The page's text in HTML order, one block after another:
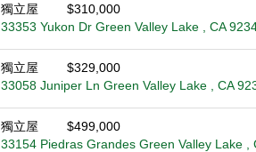
獨立屋
$310,000
33353 Yukon Dr Green Valley Lake , CA
獨立屋
$329,000
33058 Juniper Ln Green Valley Lake , CA
獨立屋
$499,000
33154 Piedras Grandes Green Valley Lake ,